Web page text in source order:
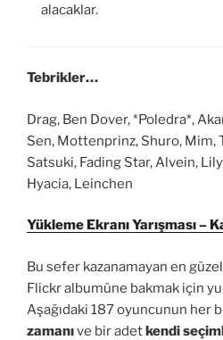
alacaklar.
Tebrikler…
Drag, Ben Dover, *Poledra*,
Sen, Mottenprinz, Shuro, Mim,
Satsuki, Fading Star, Alvein,
Hyacia, Leinchen
Yükleme Ekranı Yarışması –
Bu sefer kazanamayan en
Flickr albumüne bakmak için
Aşağıdaki 187 oyuncunun her
zamanıve bir adetkendi